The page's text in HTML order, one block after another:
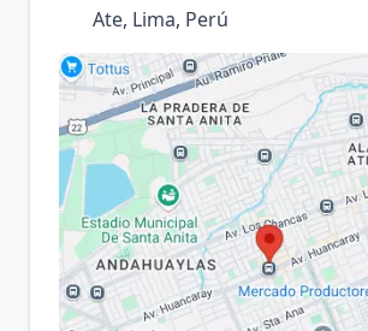
Ate, Lima, Perú